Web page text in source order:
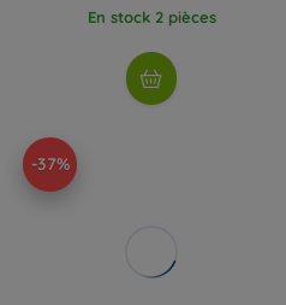
En stock 2 pièces
-37%